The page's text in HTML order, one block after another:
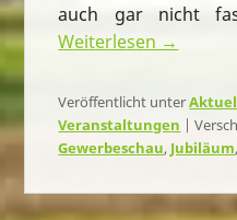
auch gar nicht
Weiterlesen →
Veröffentlicht unter
Veranstaltungen |
Gewerbeschau, Jubiläum,